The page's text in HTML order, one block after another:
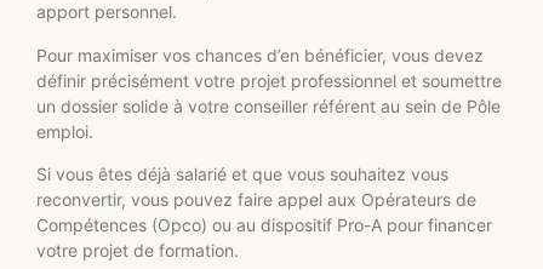
apport personnel.
Pour maximiser vos chances d’en bénéficier, vous devez
définir précisément votre projet professionnel et soumettre
un dossier solide à votre conseiller référent au sein de Pôle
emploi.
Si vous êtes déjà salarié et que vous souhaitez vous
reconvertir, vous pouvez faire appel aux Opérateurs de
Compétences (Opco) ou au dispositif Pro-A pour financer
votre projet de formation.